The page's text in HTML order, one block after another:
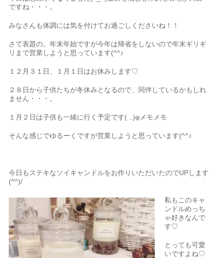
ですね・・・。
みなさんも体調には気を付けてお過ごしくださいね！！
さて表題の。年末年始ですが今年は帰省をしないので年末ギリギ
リまで営業しようと思っています(^^♪
１２月３１日、１月１日はお休みします♡
２８日から子供たちが冬休みとなるので、同伴しているかもしれ
ません・・・。
１月２日は子供も一緒に行く予定です( ..)φメモメモ
そんな感じでゆるーくですが営業しようと思っています(^^♪
今日もステキなソイキャンドルをお作りいただいたのでUPします
(^^)/
私もこのキャ
ンドルめっち
ゃ好きなんで
す♡
とっても可愛
いですよね♡